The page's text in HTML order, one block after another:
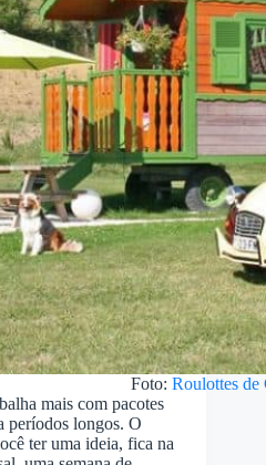
Foto: Roulottes de
mais com pacotes
períodos longos. O
ter uma ideia, fica na